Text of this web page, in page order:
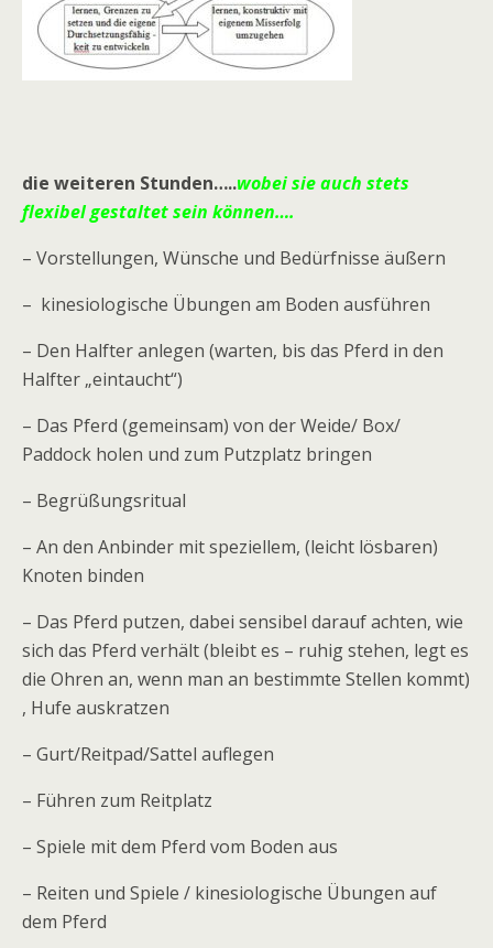
die weiteren Stunden…..wobei sie auch stets
flexibel gestaltet sein können….
– Vorstellungen, Wünsche und Bedürfnisse äußern
– kinesiologische Übungen am Boden ausführen
– Den Halfter anlegen (warten, bis das Pferd in den
Halfter „eintaucht“)
– Das Pferd (gemeinsam) von der Weide/ Box/
Paddock holen und zum Putzplatz bringen
– Begrüßungsritual
– An den Anbinder mit speziellem, (leicht lösbaren)
Knoten binden
– Das Pferd putzen, dabei sensibel darauf achten, wie
sich das Pferd verhält (bleibt es – ruhig stehen, legt es
die Ohren an, wenn man an bestimmte Stellen kommt)
, Hufe auskratzen
– Gurt/Reitpad/Sattel auflegen
– Führen zum Reitplatz
– Spiele mit dem Pferd vom Boden aus
– Reiten und Spiele / kinesiologische Übungen auf
dem Pferd